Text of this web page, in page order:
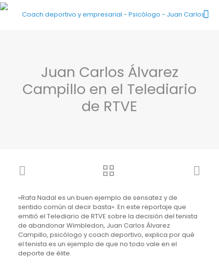
Juan Carlos Álvarez
Campillo en el Telediario
de RTVE
«Rafa Nadal es un buen ejemplo de sensatez y de
sentido común al decir basta». En este reportaje que
emitió el Telediario de RTVE sobre la decisión del tenista
de abandonar Wimbledon, Juan Carlos Álvarez
Campillo, psicólogo y coach deportivo, explica por qué
el tenista es un ejemplo de que no todo vale en el
deporte de élite.